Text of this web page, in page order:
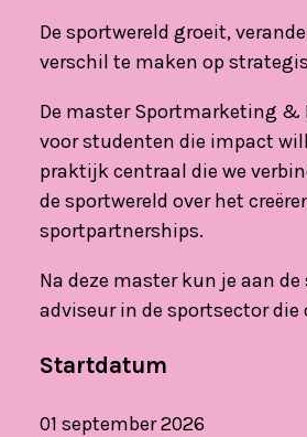
De sportwereld groeit,
verschil te maken op
De master Sportmarketing &
voor studenten die impact
praktijk centraal die we
de sportwereld over het
sportpartnerships.
Na deze master kun je aan
adviseur in de sportsector
Startdatum
01 september 2026